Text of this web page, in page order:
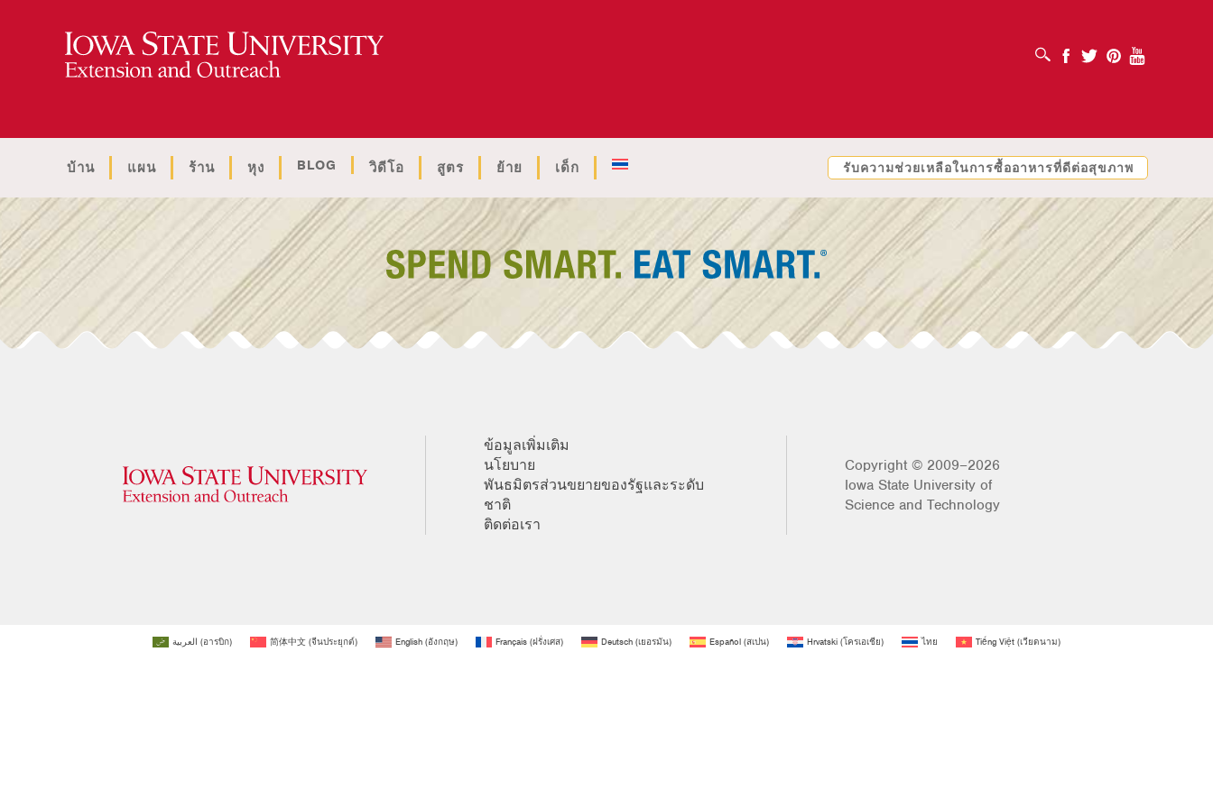
เปิดช่องค้นหา Facebook
Twitter PinterestYoutube
บ้าน แผน ร้าน หุง BLOG วิดีโอ สูตร ย้าย เด็ก รับความช่วยเหลือในการซื้ออาหารที่ดีต่อสุขภาพ
ข้อมูลเพิ่มเติม
นโยบาย
พันธมิตรส่วนขยายของรัฐและระดับ
ชาติ
ติดต่อเรา
Copyright © 2009–2026
Iowa State University of
Science and Technology
العربية (อารบิก) 简体中文 (จีนประยุกต์) English (อังกฤษ) Français (ฝรั่งเศส) Deutsch (เยอรมัน) Español (สเปน) Hrvatski (โครเอเชีย) ไทย Tiếng Việt (เวียดนาม)